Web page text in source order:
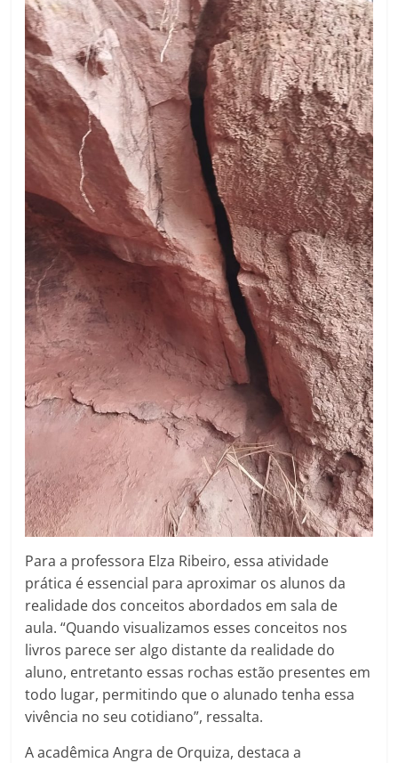
Para a professora Elza Ribeiro, essa atividade
prática é essencial para aproximar os alunos da
realidade dos conceitos abordados em sala de
aula. “Quando visualizamos esses conceitos nos
livros parece ser algo distante da realidade do
aluno, entretanto essas rochas estão presentes em
todo lugar, permitindo que o alunado tenha essa
vivência no seu cotidiano”, ressalta.
A acadêmica Angra de Orquiza, destaca a